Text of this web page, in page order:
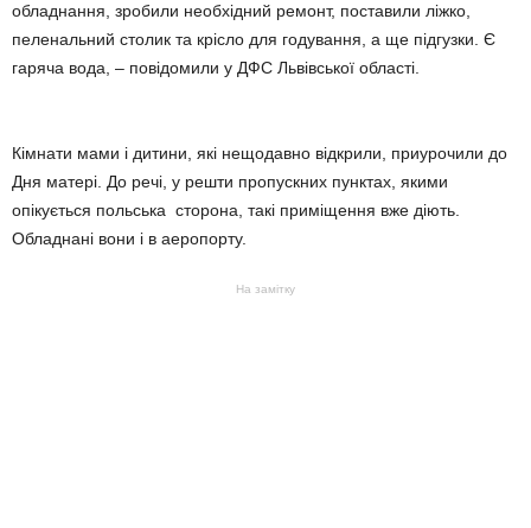
обладнання, зробили необхідний ремонт, поставили ліжко,
пеленальний столик та крісло для годування, а ще підгузки. Є
гаряча вода, – повідомили у ДФС Львівської області.
Кімнати мами і дитини, які нещодавно відкрили, приурочили до
Дня матері. До речі, у решти пропускних пунктах, якими
опікується польська сторона, такі приміщення вже діють.
Обладнані вони і в аеропорту.
На замітку